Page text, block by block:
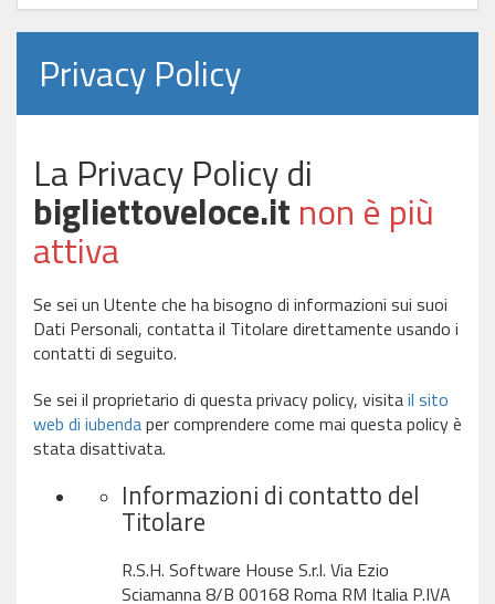
Privacy Policy
La Privacy Policy di
bigliettoveloce.it non è più
attiva
Se sei un Utente che ha bisogno di informazioni sui suoi
Dati Personali, contatta il Titolare direttamente usando i
contatti di seguito.
Se sei il proprietario di questa privacy policy, visitail sito
web di iubendaper comprendere come mai questa policy è
stata disattivata.
Informazioni di contatto del
Titolare
R.S.H. Software House S.r.l. Via Ezio
Sciamanna 8/B 00168 Roma RM Italia P.IVA